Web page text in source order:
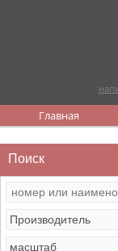
Главная
Поиск